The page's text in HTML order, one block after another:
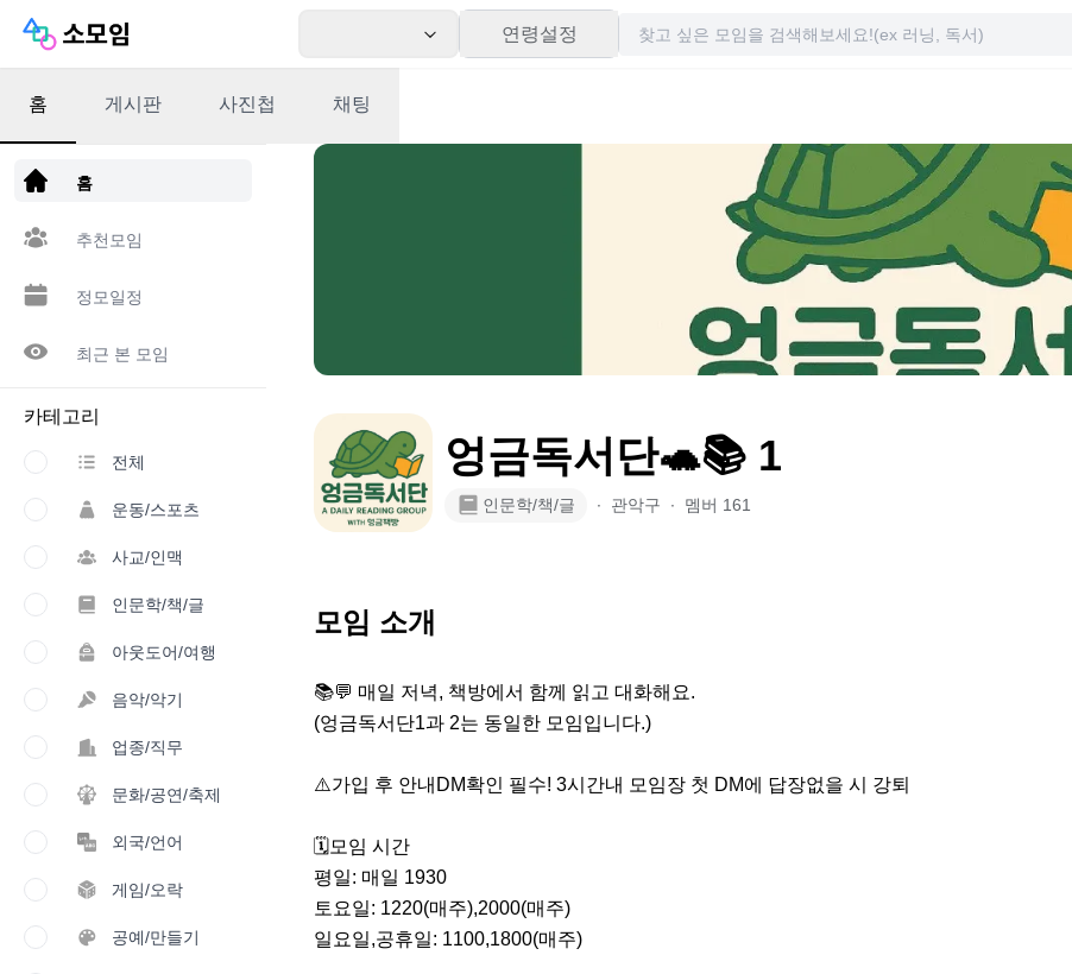
연령설정
앱 다운로드
홈
추천모임
정모일정
최근 본 모임
카테고리
전체
운동/스포츠
사교/인맥
인문학/책/글
아웃도어/여행
음악/악기
업종/직무
문화/공연/축제
외국/언어
게임/오락
공예/만들기
홈 게시판 사진첩 채팅
엉금독서단🐢📚 1
인문학/책/글 ∙ 관악구 ∙ 멤버 161
모임 소개
📚💬 매일 저녁, 책방에서 함께 읽고 대화해요.
(엉금독서단1과 2는 동일한 모임입니다.)
⚠️가입 후 안내DM확인 필수! 3시간내 모임장 첫 DM에 답장없을 시 강퇴
🗓모임 시간
평일: 매일 1930
토요일: 1220(매주),2000(매주)
일요일,공휴일: 1100,1800(매주)